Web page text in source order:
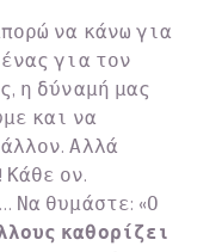
να κάνω για
για τον
η δύναμή μας
και να
Αλλά
ον.
Να θυμάστε: «Ο
καθορίζει